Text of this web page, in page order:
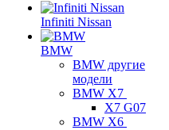
Infiniti Nissan
BMW
BMW другие
модели
BMW X7
X7 G07
BMW X6